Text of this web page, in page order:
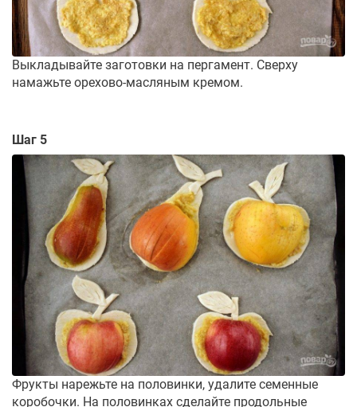
Выкладывайте заготовки на пергамент. Сверху
намажьте орехово-масляным кремом.
Шаг 5
Фрукты нарежьте на половинки, удалите семенные
коробочки. На половинках сделайте продольные